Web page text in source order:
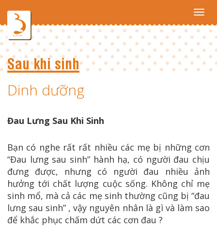
Sau khi sinh
Dinh dưỡng
Đau Lưng Sau Khi Sinh
Bạn có nghe rất rất nhiều các mẹ bị những cơn
“Đau lưng sau sinh” hành hạ, có người đau chịu
đưng được, nhưng có người đau nhiều ảnh
hưởng tới chất lượng cuộc sống. Không chỉ mẹ
sinh mổ, mà cả các mẹ sinh thường cũng bị “đau
lưng sau sinh” , vậy nguyên nhân là gì và làm sao
để khắc phục chấm dứt các cơn đau ?